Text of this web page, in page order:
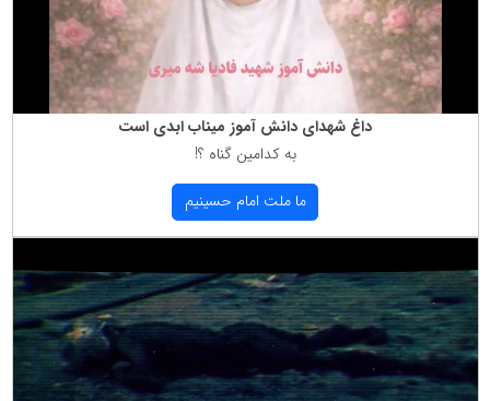
داغ شهدای دانش آموز میناب ابدی است
به كدامین گناه ؟!
ما ملت امام حسینیم